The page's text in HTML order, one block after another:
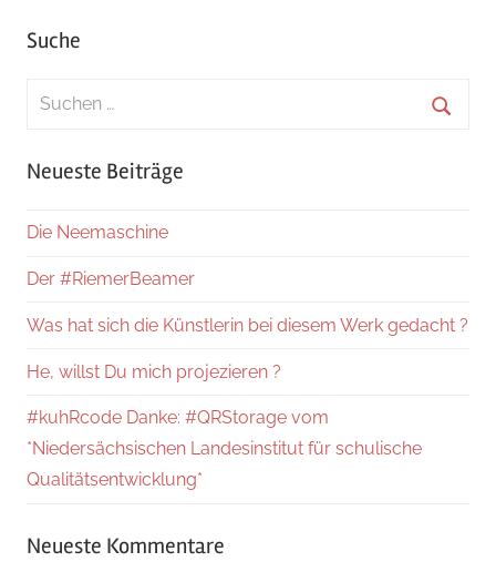
Suche
Suchen
Neueste Beiträge
Die Neemaschine
Der #RiemerBeamer
Was hat sich die Künstlerin bei diesem Werk gedacht ?
He, willst Du mich projezieren ?
#kuhRcode Danke: #QRStorage vom
*Niedersächsischen Landesinstitut für schulische
Qualitätsentwicklung*
Neueste Kommentare